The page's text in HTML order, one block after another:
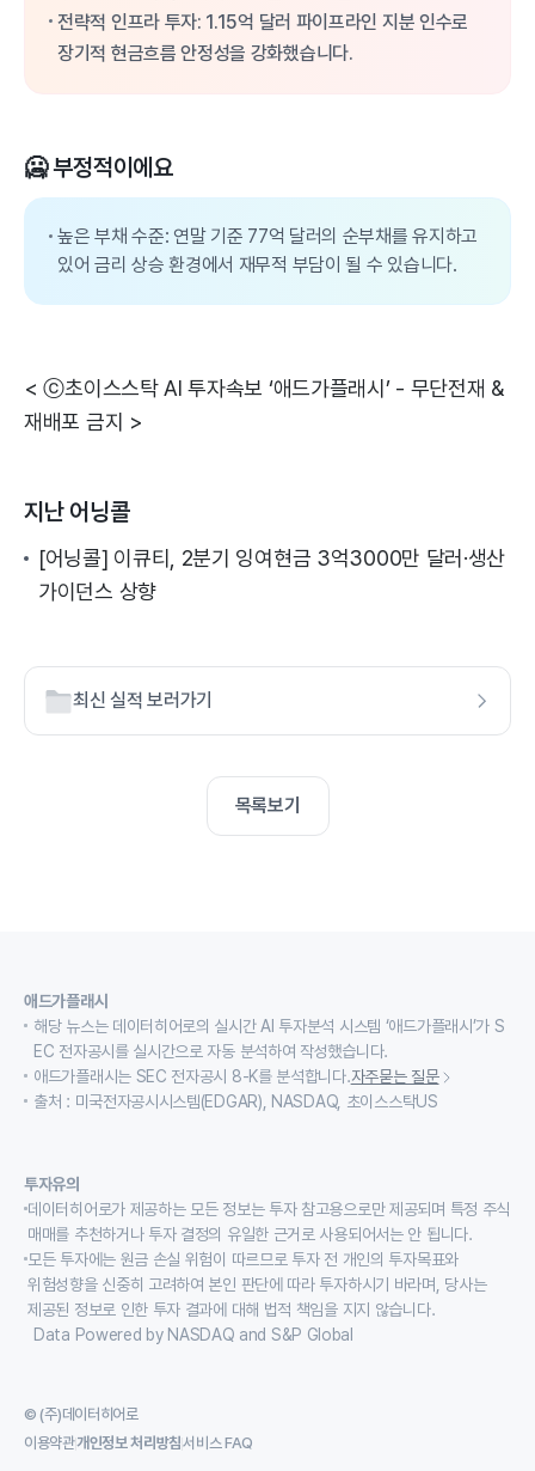
전략적 인프라 투자: 1.15억 달러 파이프라인 지분 인수로
장기적 현금흐름 안정성을 강화했습니다.
🥶 부정적이에요
높은 부채 수준: 연말 기준 77억 달러의 순부채를 유지하고
있어 금리 상승 환경에서 재무적 부담이 될 수 있습니다.
< ⓒ초이스스탁 AI 투자속보 ‘애드가플래시’ - 무단전재 &
재배포 금지 >
지난 어닝콜
[어닝콜] 이큐티, 2분기 잉여현금 3억3000만 달러·생산
가이던스 상향
최신 실적 보러가기
목록보기
애드가플래시
해당 뉴스는 데이터히어로의 실시간 AI 투자분석 시스템 ‘애드가플래시’가 S
EC 전자공시를 실시간으로 자동 분석하여 작성했습니다.
애드가플래시는 SEC 전자공시 8-K를 분석합니다.자주묻는 질문
출처 : 미국전자공시시스템(EDGAR), NASDAQ, 초이스스탁US
투자유의
데이터히어로가 제공하는 모든 정보는 투자 참고용으로만 제공되며 특정 주식
매매를 추천하거나 투자 결정의 유일한 근거로 사용되어서는 안 됩니다.
모든 투자에는 원금 손실 위험이 따르므로 투자 전 개인의 투자목표와
위험성향을 신중히 고려하여 본인 판단에 따라 투자하시기 바라며, 당사는
제공된 정보로 인한 투자 결과에 대해 법적 책임을 지지 않습니다.
Data Powered by NASDAQ and S&P Global
© (주)데이터히어로
이용약관개인정보 처리방침서비스 FAQ